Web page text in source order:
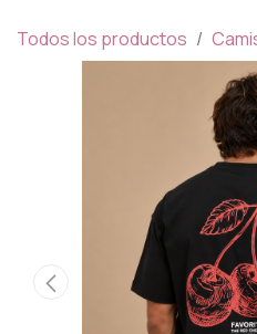
Todos los productos